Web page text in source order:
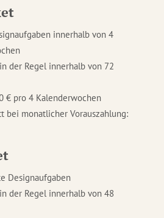
innerhalb von 4
der Regel innerhalb von 72
€ pro 4 Kalenderwochen
bei monatlicher Vorauszahlung:
Designaufgaben
der Regel innerhalb von 48